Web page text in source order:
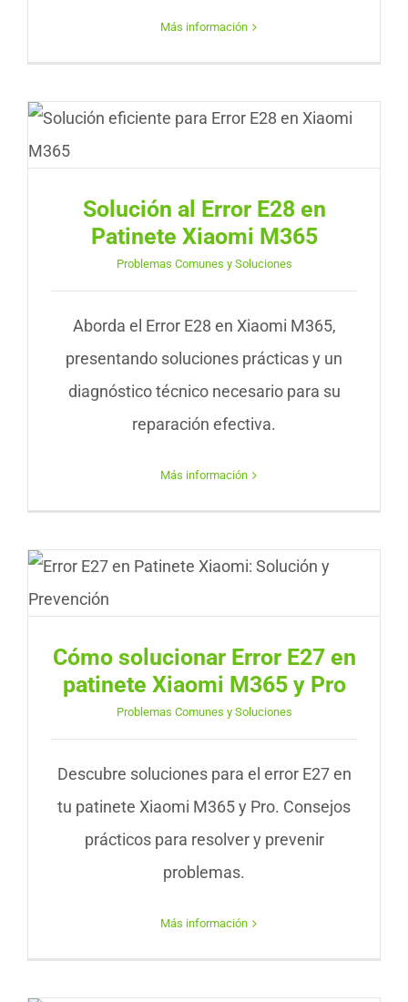
Más información
Solución al Error E28 en
Patinete Xiaomi M365
Problemas Comunes y Soluciones
Aborda el Error E28 en Xiaomi M365,
presentando soluciones prácticas y un
diagnóstico técnico necesario para su
reparación efectiva.
Más información
Cómo solucionar Error E27 en
patinete Xiaomi M365 y Pro
Problemas Comunes y Soluciones
Descubre soluciones para el error E27 en
tu patinete Xiaomi M365 y Pro. Consejos
prácticos para resolver y prevenir
problemas.
Más información